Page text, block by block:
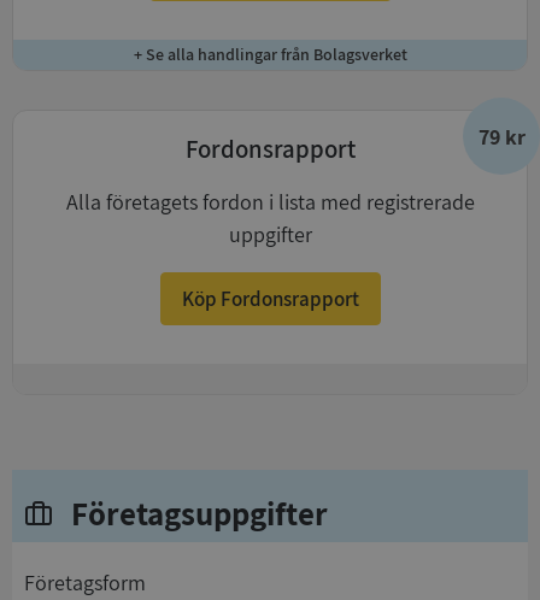
+ Se alla handlingar från Bolagsverket
79 kr
Fordonsrapport
Alla företagets fordon i lista med registrerade
uppgifter
Köp Fordonsrapport
Företagsuppgifter
företagsform